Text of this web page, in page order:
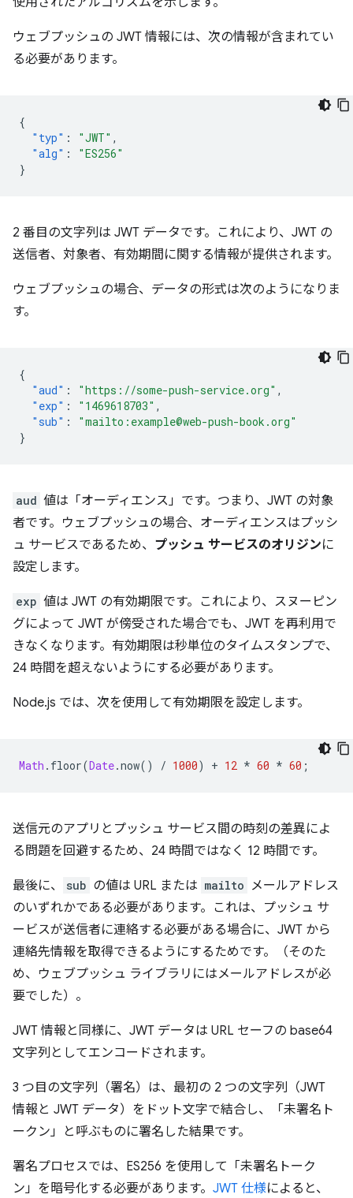
ウェブプッシュの JWT 情報には、次の情報が含まれてい
る必要があります。
{
"typ" : "JWT" ,
"alg" :
"ES256"
}
2 番目の文字列は JWT データです。これにより、JWT の
送信者、対象者、有効期間に関する情報が提供されます。
ウェブプッシュの場合、データの形式は次のようになりま
す。
{
"aud" : "https://some-push-service.org" ,
"exp" : "1469618703" ,
"sub" :
"mailto:example@web-push-book.org"
}
aud 値は「オーディエンス」です。つまり、JWT の対象
者です。ウェブプッシュの場合、オーディエンスはプッシ
ュ サービスであるため、 プッシュ サービスのオリジンに
設定します。
exp 値は JWT の有効期限です。これにより、スヌーピン
グによって JWT が傍受された場合でも、JWT を再利用で
きなくなります。有効期限は秒単位のタイムスタンプで、
24 時間を超えないようにする必要があります。
Node.js では、次を使用して有効期限を設定します。
Math . floor(Date.now() / 1000) + 12 * 60 * 60 ;
送信元のアプリとプッシュ サービス間の時刻の差異によ
る問題を回避するため、24 時間ではなく 12 時間です。
最後に、 sub の値は URL または mailto メールアドレス
のいずれかである必要があります。これは、プッシュ サ
ービスが送信者に連絡する必要がある場合に、JWT から
連絡先情報を取得できるようにするためです。（そのた
め、ウェブプッシュ ライブラリにはメールアドレスが必
要でした）。
JWT 情報と同様に、JWT データは URL セーフの base64
文字列としてエンコードされます。
3 つ目の文字列（署名）は、最初の 2 つの文字列（JWT
情報と JWT データ）をドット文字で結合し、「未署名ト
ークン」と呼ぶものに署名した結果です。
署名プロセスでは、ES256 を使用して「未署名トーク
ン」を暗号化する必要があります。 JWT 仕様によると、